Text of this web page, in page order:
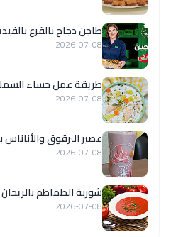
طاجن دجاج بالقرع
2026-07-08
طريقة عمل حساء
2026-07-08
عصير البرقوق والأناناس
2026-07-08
شوربة الطماطم بالريحان
2026-07-08